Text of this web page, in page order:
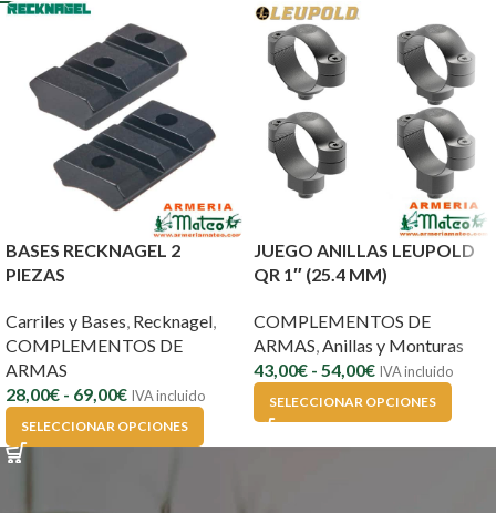
BASES RECKNAGEL 2
PIEZAS
Carriles y Bases Recknagel
COMPLEMENTOS DE
ARMAS
28,00€ - 69,00€ IVA incluido
SELECCIONAR OPCIONES
JUEGO ANILLAS LEUPOLD
QR 1″ (25.4 MM)
COMPLEMENTOS DE
ARMAS Anillas y Monturas
43,00€ - 54,00€ IVA incluido
SELECCIONAR OPCIONES